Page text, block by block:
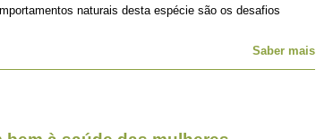
naturais desta espécie são os desafios
Saber mais